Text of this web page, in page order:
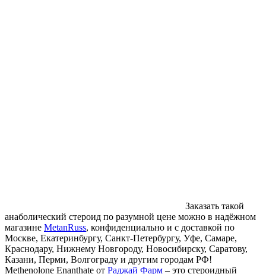
Заказать такой
анаболический стероид по разумной цене можно в надёжном
магазине MetanRuss, конфиденциально и с доставкой по
Москве, Екатеринбургу, Санкт-Петербургу, Уфе, Самаре,
Краснодару, Нижнему Новгороду, Новосибирску, Саратову,
Казани, Перми, Волгограду и другим городам РФ!
Methenolone Enanthate от Раджай Фарм – это стероидный